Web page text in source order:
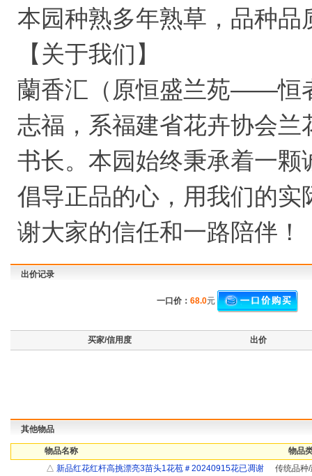
本园种熟多年熟草，品种品
【关于我们】
蘭香汇（原恒盛兰苑——恒
志福，系福建省花卉协会
书长。本园始终秉承着一
倡导正品的心，用我们的
谢大家的信任和一路陪伴！
出价记录
一口价： 68.0元
买家/信用度 出价
其他物品
物品名称
物品
△ 新品红花红杆高挑漂亮3苗头1花苞＃20240915花已凋谢
传统品种